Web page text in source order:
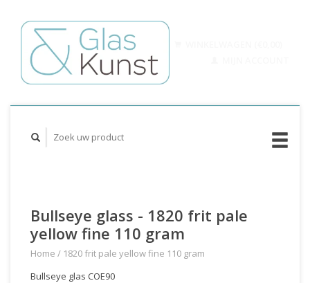
Bullseye glass - 1820 frit pale
yellow fine 110 gram
Home / 1820 frit pale yellow fine 110 gram
Bullseye glas COE90